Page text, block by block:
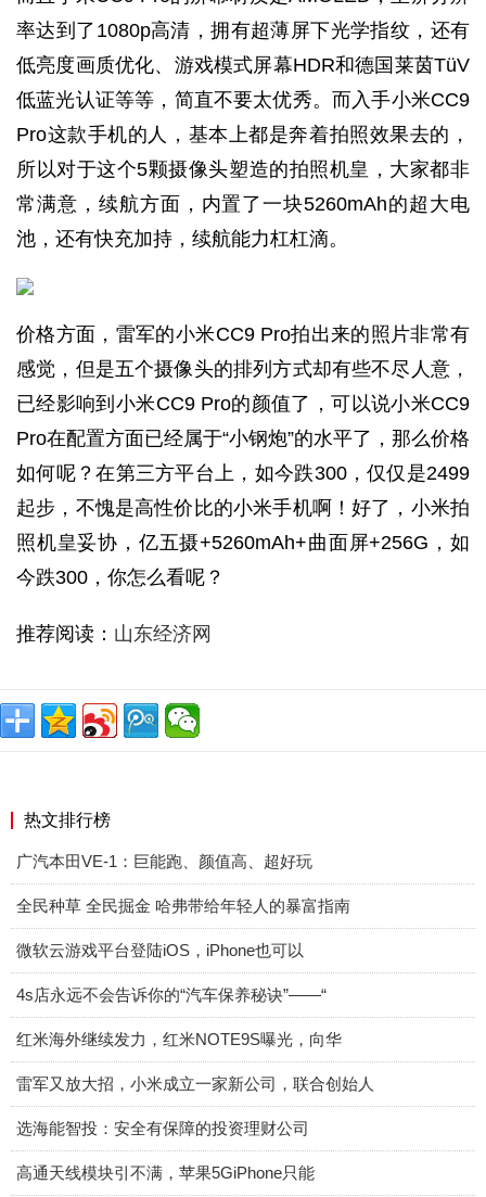
率达到了1080p高清，拥有超薄屏下光学指纹，还有
低亮度画质优化、游戏模式屏幕HDR和德国莱茵TüV
低蓝光认证等等，简直不要太优秀。而入手小米CC9
Pro这款手机的人，基本上都是奔着拍照效果去的，
所以对于这个5颗摄像头塑造的拍照机皇，大家都非
常满意，续航方面，内置了一块5260mAh的超大电
池，还有快充加持，续航能力杠杠滴。
价格方面，雷军的小米CC9 Pro拍出来的照片非常有
感觉，但是五个摄像头的排列方式却有些不尽人意，
已经影响到小米CC9 Pro的颜值了，可以说小米CC9
Pro在配置方面已经属于“小钢炮”的水平了，那么价格
如何呢？在第三方平台上，如今跌300，仅仅是2499
起步，不愧是高性价比的小米手机啊！好了，小米拍
照机皇妥协，亿五摄+5260mAh+曲面屏+256G，如
今跌300，你怎么看呢？
推荐阅读： 山东经济网
热文排行榜
广汽本田VE-1：巨能跑、颜值高、超好玩
全民种草 全民掘金 哈弗带给年轻人的暴富指南
微软云游戏平台登陆iOS，iPhone也可以
4s店永远不会告诉你的“汽车保养秘诀”——“
红米海外继续发力，红米NOTE9S曝光，向华
雷军又放大招，小米成立一家新公司，联合创始人
选海能智投：安全有保障的投资理财公司
高通天线模块引不满，苹果5GiPhone只能